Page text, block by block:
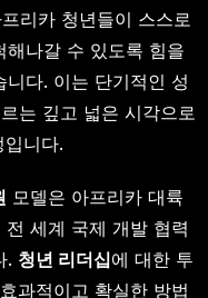
리카 청년들이 스스로
나갈 수 있도록 힘을
다. 이는 단기적인 성
는 깊고 넓은 시각으로
니다.
모델은 아프리카 대륙
세계 국제 개발 협력
. 청년 리더십에 대한 투
과적이고 확실한 방법